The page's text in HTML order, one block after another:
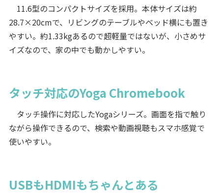
11.6型のコンパクトサイズを採用。本体サイズは約
28.7×20cmで、リビングのテーブルやベッド横にも置き
やすい。約1.33kgあるので超軽量ではないが、小さめサ
イズなので、家の中でも動かしやすい。
タッチ対応のYoga Chromebook
タッチ操作に対応したYogaシリーズ。画面を指で触り
ながら操作できるので、検索や動画視聴もスマホ感覚で
使いやすい。
USBもHDMIもちゃんとある